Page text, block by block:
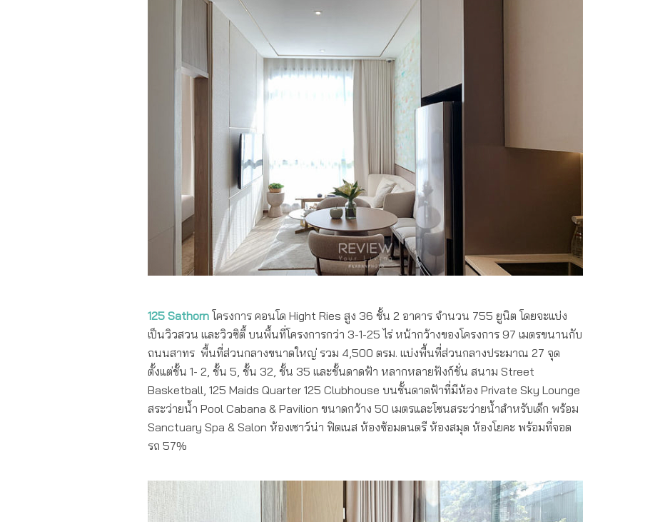
125 Sathorn โครงการ คอนโด Hight Ries สูง 36 ชั้น 2 อาคาร จำนวน 755 ยูนิต โดยจะแบ่ง
เป็นวิวสวน และวิวซิตี้ บนพื้นที่โครงการกว่า 3-1-25 ไร่ หน้ากว้างของโครงการ 97 เมตรขนานกับ
ถนนสาทร พื้นที่ส่วนกลางขนาดใหญ่ รวม 4,500 ตรม. แบ่งพื้นที่ส่วนกลางประมาณ 27 จุด
ตั้งแต่ชั้น 1- 2, ชั้น 5, ชั้น 32, ชั้น 35 และชั้นดาดฟ้า หลากหลายฟังก์ชั่น สนาม Street
Basketball, 125 Maids Quarter 125 Clubhouse บนชั้นดาดฟ้าที่มีห้อง Private Sky Lounge
สระว่ายน้ำ Pool Cabana & Pavilion ขนาดกว้าง 50 เมตรและโซนสระว่ายน้ำสำหรับเด็ก พร้อม
Sanctuary Spa & Salon ห้องเซาว์น่า ฟิตเนส ห้องซ้อมดนตรี ห้องสมุด ห้องโยคะ พร้อมที่จอด
รถ 57%